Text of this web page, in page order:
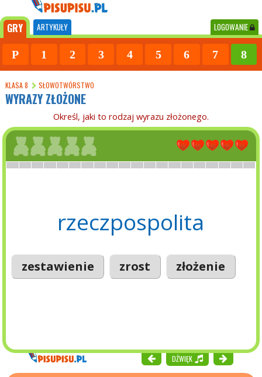
GRY ARTYKUŁY LOGOWANIE
P 1 2 3 4 5 6 7 8
KLASA 8 SŁOWOTWÓRSTWO
WYRAZY ZŁOŻONE
Określ, jaki to rodzaj wyrazu złożonego.
rzeczpospolita
zestawienie zrost złożenie
DŹWIĘK